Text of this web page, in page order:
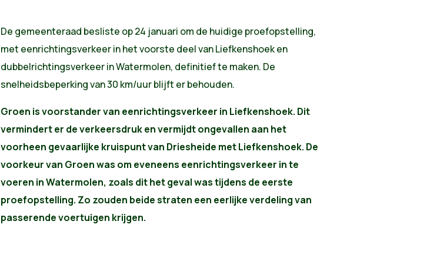
De gemeenteraad besliste op 24 januari om de huidige proefopstelling,
met eenrichtingsverkeer in het voorste deel van Liefkenshoek en
dubbelrichtingsverkeer in Watermolen, definitief te maken. De
snelheidsbeperking van 30 km/uur blijft er behouden.
Groen is voorstander van eenrichtingsverkeer in Liefkenshoek. Dit
vermindert er de verkeersdruk en vermijdt ongevallen aan het
voorheen gevaarlijke kruispunt van Driesheide met Liefkenshoek. De
voorkeur van Groen was om eveneens eenrichtingsverkeer in te
voeren in Watermolen, zoals dit het geval was tijdens de eerste
proefopstelling. Zo zouden beide straten een eerlijke verdeling van
passerende voertuigen krijgen.